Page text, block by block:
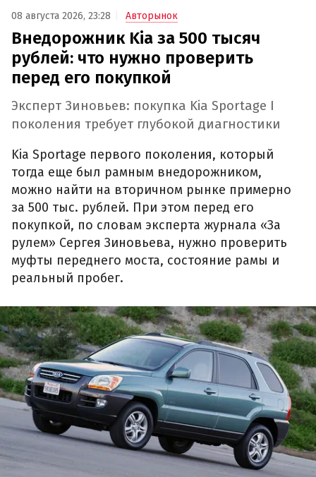
08 августа 2026, 23:28 Авторынок
Внедорожник Kia за 500 тысяч
рублей: что нужно проверить
перед его покупкой
Эксперт Зиновьев: покупка Kia Sportage I
поколения требует глубокой диагностики
Kia Sportage первого поколения, который
тогда еще был рамным внедорожником,
можно найти на вторичном рынке примерно
за 500 тыс. рублей. При этом перед его
покупкой, по словам эксперта журнала «За
рулем» Сергея Зиновьева, нужно проверить
муфты переднего моста, состояние рамы и
реальный пробег.